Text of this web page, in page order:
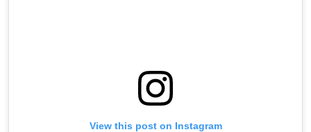
View this post on Instagram